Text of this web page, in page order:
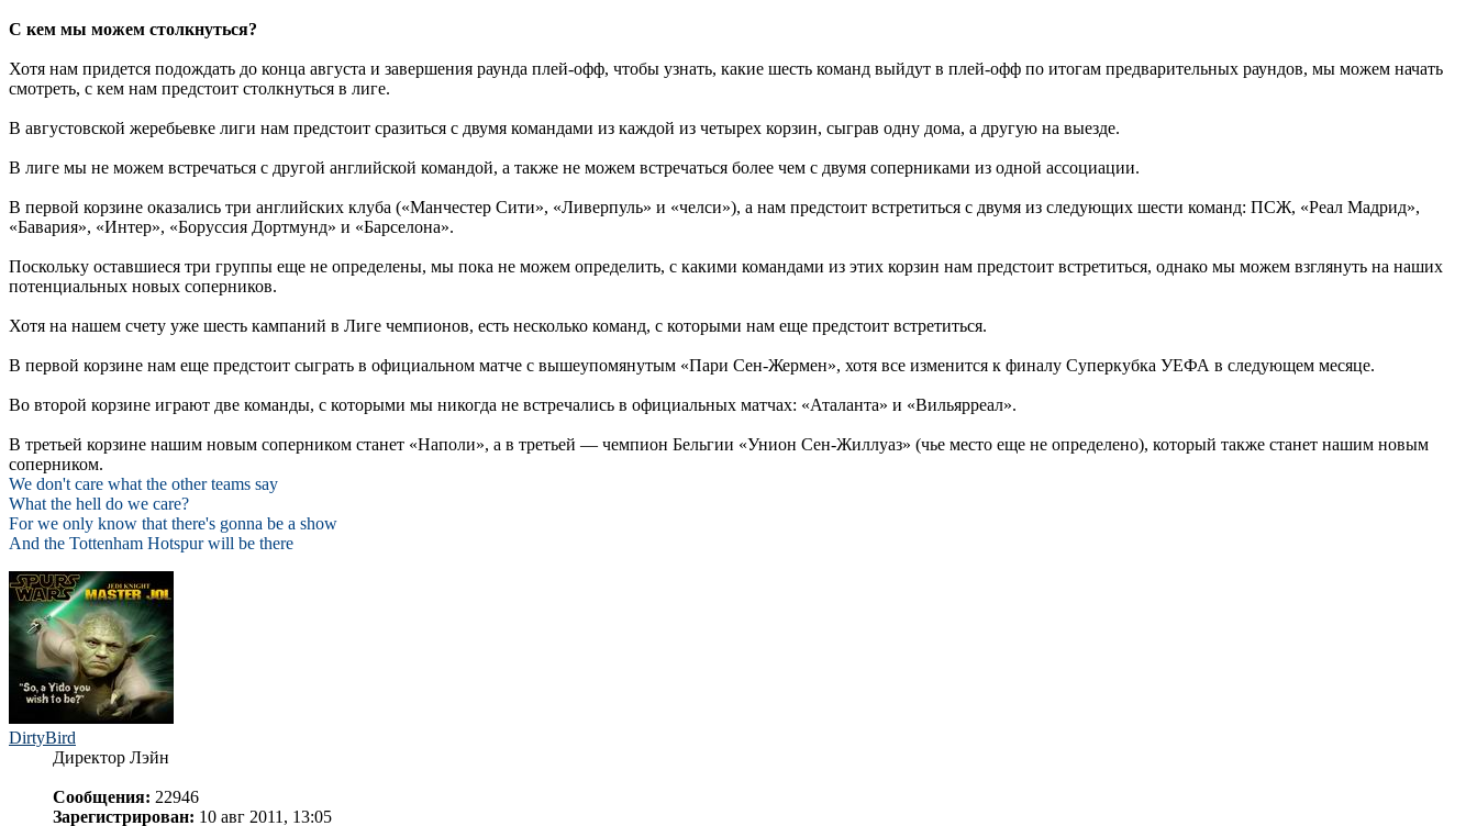
С кем мы можем столкнуться?
Хотя нам придется подождать до конца августа и завершения раунда плей-офф, чтобы узнать, какие шесть команд выйдут в плей-офф по итогам предварительных раундов, мы можем начать
смотреть, с кем нам предстоит столкнуться в лиге.
В августовской жеребьевке лиги нам предстоит сразиться с двумя командами из каждой из четырех корзин, сыграв одну дома, а другую на выезде.
В лиге мы не можем встречаться с другой английской командой, а также не можем встречаться более чем с двумя соперниками из одной ассоциации.
В первой корзине оказались три английских клуба («Манчестер Сити», «Ливерпуль» и «челси»), а нам предстоит встретиться с двумя из следующих шести команд: ПСЖ, «Реал Мадрид»,
«Бавария», «Интер», «Боруссия Дортмунд» и «Барселона».
Поскольку оставшиеся три группы еще не определены, мы пока не можем определить, с какими командами из этих корзин нам предстоит встретиться, однако мы можем взглянуть на наших
потенциальных новых соперников.
Хотя на нашем счету уже шесть кампаний в Лиге чемпионов, есть несколько команд, с которыми нам еще предстоит встретиться.
В первой корзине нам еще предстоит сыграть в официальном матче с вышеупомянутым «Пари Сен-Жермен», хотя все изменится к финалу Суперкубка УЕФА в следующем месяце.
Во второй корзине играют две команды, с которыми мы никогда не встречались в официальных матчах: «Аталанта» и «Вильярреал».
В третьей корзине нашим новым соперником станет «Наполи», а в третьей — чемпион Бельгии «Унион Сен-Жиллуаз» (чье место еще не определено), который также станет нашим новым
соперником.
We don't care what the other teams say
What the hell do we care?
For we only know that there's gonna be a show
And the Tottenham Hotspur will be there
DirtyBird
Директор Лэйн
Сообщения: 22946
Зарегистрирован: 10 авг 2011, 13:05